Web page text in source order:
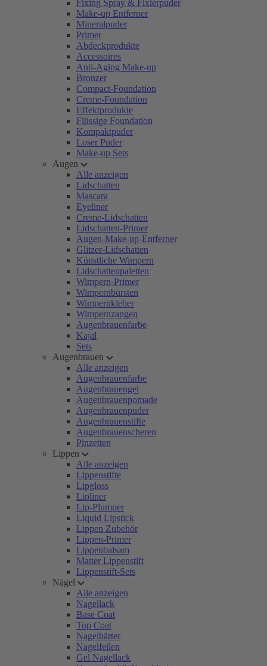
Fixing Spray & Fixierpuder
Make-up Entferner
Mineralpuder
Primer
Abdeckprodukte
Accessoires
Anti-Aging Make-up
Bronzer
Compact-Foundation
Creme-Foundation
Effektprodukte
Flüssige Foundation
Kompaktpuder
Loser Puder
Make-up Sets
Augen
Alle anzeigen
Lidschatten
Mascara
Eyeliner
Creme-Lidschatten
Lidschatten-Primer
Augen-Make-up-Entferner
Glitzer-Lidschatten
Künstliche Wimpern
Lidschattenpaletten
Wimpern-Primer
Wimpernbürsten
Wimpernkleber
Wimpernzangen
Augenbrauenfarbe
Kajal
Sets
Augenbrauen
Alle anzeigen
Augenbrauenfarbe
Augenbrauengel
Augenbrauenpomade
Augenbrauenpuder
Augenbrauenstifte
Augenbrauenscheren
Pinzetten
Lippen
Alle anzeigen
Lippenstifte
Lipgloss
Lipliner
Lip-Plumper
Liquid Lipstick
Lippen Zubehör
Lippen-Primer
Lippenbalsam
Matter Lippenstift
Lippenstift-Sets
Nägel
Alle anzeigen
Nagellack
Base Coat
Top Coat
Nagelhärter
Nagelfeilen
Gel Nagellack